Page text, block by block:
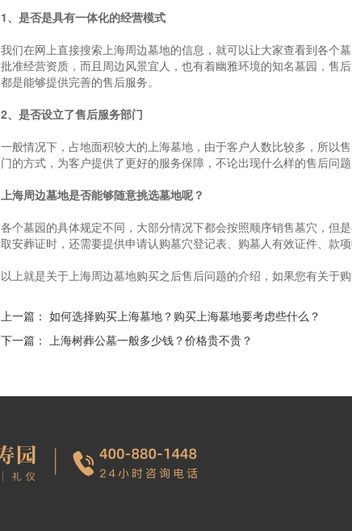
1、是否是具有一体化的经营模式
我们在网上直接搜索上海周边墓地的信息，就可以让大家查看到各个
批准经营资质，而且周边风景宜人，也有着幽雅环境的知名墓园，售
都是能够提供完善的售后服务。
2、是否设立了售后服务部门
一般情况下，占地面积较大的上海墓地，由于客户人数比较多，所以
门的方式，为客户提供了更好的服务保障，不论出现什么样的售后问
上海周边墓地是否能够随意挑选墓地呢？
各个墓园的具体规定不同，大部分情况下都会按照顺序销售墓穴，但
取安葬证时，还需要提供申请认购墓穴登记表、购墓人有效证件、款项
以上就是关于上海周边墓地购买之后售后问题的介绍，如果您有关于
上一篇： 如何选择购买上海墓地？购买上海墓地要考虑些什么？
下一篇： 上海树葬公墓一般多少钱？价格贵不贵？